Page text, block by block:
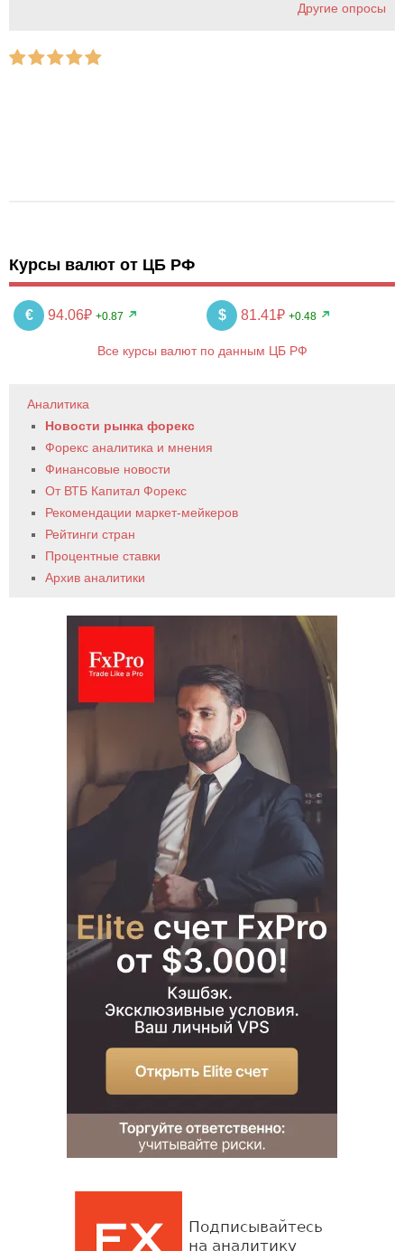
Другие опросы
Курсы валют от ЦБ РФ
€ 94.06₽ +0.87 $ 81.41₽ +0.48
Все курсы валют по данным ЦБ РФ
Аналитика
Новости рынка форекс
Форекс аналитика и мнения
Финансовые новости
От ВТБ Капитал Форекс
Рекомендации маркет-мейкеров
Рейтинги стран
Процентные ставки
Архив аналитики